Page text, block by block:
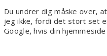
Du undrer dig måske over,
jeg ikke, fordi det stort set
Google, hvis din hjemmeside